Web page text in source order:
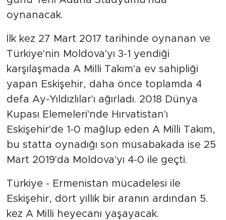
oynanacak.
İlk kez 27 Mart 2017 tarihinde oynanan ve
Türkiye'nin Moldova'yı 3-1 yendiği
karşılaşmada A Milli Takım'a ev sahipliği
yapan Eskişehir, daha önce toplamda 4
defa Ay-Yıldızlılar'ı ağırladı. 2018 Dünya
Kupası Elemeleri'nde Hırvatistan'ı
Eskişehir'de 1-0 mağlup eden A Milli Takım,
bu statta oynadığı son müsabakada ise 25
Mart 2019'da Moldova'yı 4-0 ile geçti.
Türkiye - Ermenistan mücadelesi ile
Eskişehir, dört yıllık bir aranın ardından 5.
kez A Milli heyecanı yaşayacak.